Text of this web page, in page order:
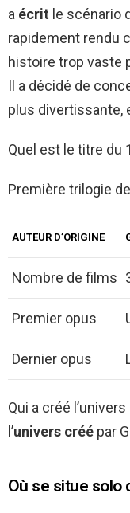
a écrit le scénario
rapidement rendu
histoire trop vaste
Il a décidé de
plus divertissante,
Quel est le titre du
Première trilogie
AUTEUR D’ORIGINE
Nombre de films
Premier opus
Dernier opus
Qui a créé
l’univers créé par
Où se situe solo